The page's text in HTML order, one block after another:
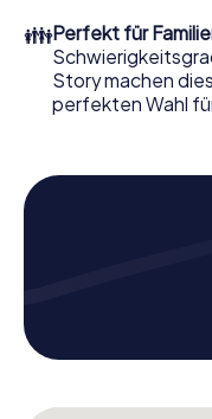
Teambuilding und
Weihnachtsthematik.
einen
unser X-Mas
👪Perfekt für
Story machen
perfekten Wahl